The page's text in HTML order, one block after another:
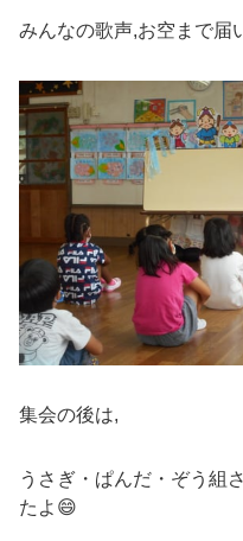
みんなの歌声,お空まで届
集会の後は,
うさぎ・ぱんだ・ぞう組
たよ😄